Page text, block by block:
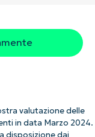
valutazione delle
in data Marzo 2024.
disposizione dai